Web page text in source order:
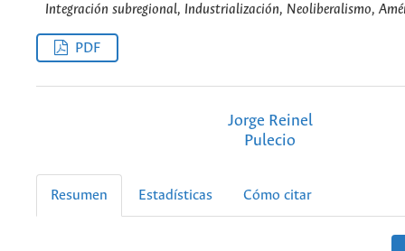
Integración subregional, Industrialización, Neoliberalismo,
PDF
Jorge Reinel
Pulecio
Resumen Estadísticas Cómo citar